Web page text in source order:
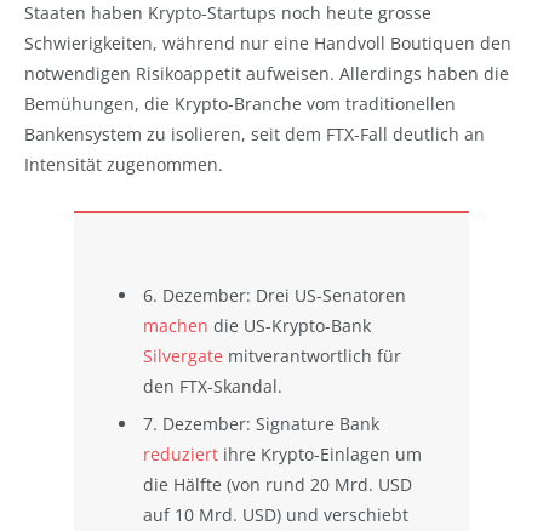
Staaten haben Krypto-Startups noch heute grosse
Schwierigkeiten, während nur eine Handvoll Boutiquen den
notwendigen Risikoappetit aufweisen. Allerdings haben die
Bemühungen, die Krypto-Branche vom traditionellen
Bankensystem zu isolieren, seit dem FTX-Fall deutlich an
Intensität zugenommen.
6. Dezember: Drei US-Senatoren
machen die US-Krypto-Bank
Silvergate mitverantwortlich für
den FTX-Skandal.
7. Dezember: Signature Bank
reduziert ihre Krypto-Einlagen um
die Hälfte (von rund 20 Mrd. USD
auf 10 Mrd. USD) und verschiebt